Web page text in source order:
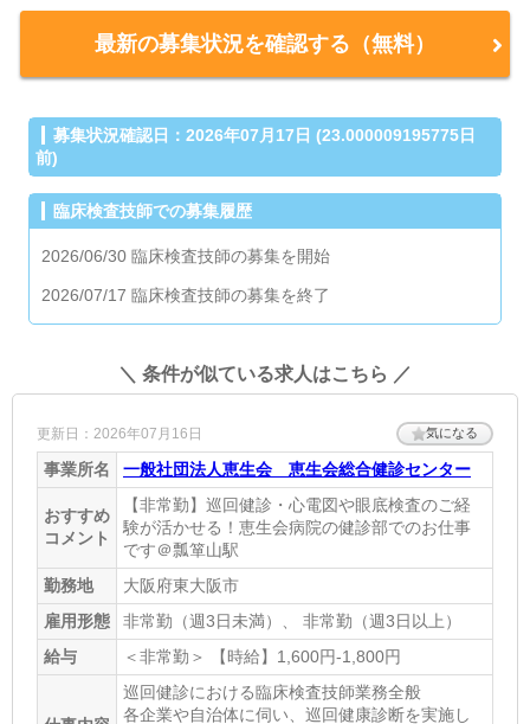
最新の募集状況を確認する（無料）
募集状況確認日：2026年07月17日 (23.000009195775日
前)
臨床検査技師での募集履歴
2026/06/30 臨床検査技師の募集を開始
2026/07/17 臨床検査技師の募集を終了
＼ 条件が似ている求人はこちら ／
更新日：2026年07月16日 気になる
事業所名 一般社団法人恵生会 恵生会総合健診センター
おすすめ
コメント
【非常勤】巡回健診・心電図や眼底検査のご経
験が活かせる！恵生会病院の健診部でのお仕事
です＠瓢箪山駅
勤務地
大阪府東大阪市
雇用形態
非常勤（週3日未満）、 非常勤（週3日以上）
給与
＜非常勤＞ 【時給】1,600円-1,800円
巡回健診における臨床検査技師業務全般
各企業や自治体に伺い、巡回健康診断を実施し